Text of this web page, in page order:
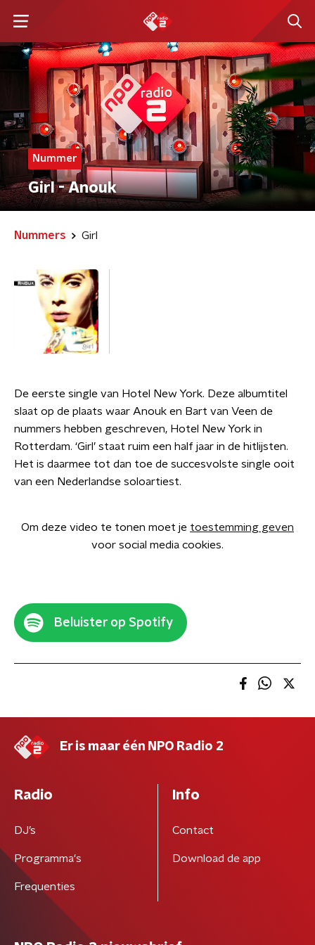
Nummer
Girl - Anouk
Nummers Girl
De eerste single van Hotel New York. Deze albumtitel
slaat op de plaats waar Anouk en Bart van Veen de
nummers hebben geschreven, Hotel New York in
Rotterdam. ‘Girl’ staat ruim een half jaar in de hitlijsten.
Het is daarmee tot dan toe de succesvolste single ooit
van een Nederlandse soloartiest.
Om deze video te tonen moet je toestemming geven
voor social media cookies.
Beluister op Spotify
Er is maar één NPO Radio 2
Radio
DJ’s
Programma's
Frequenties
Info
Contact
Download de app